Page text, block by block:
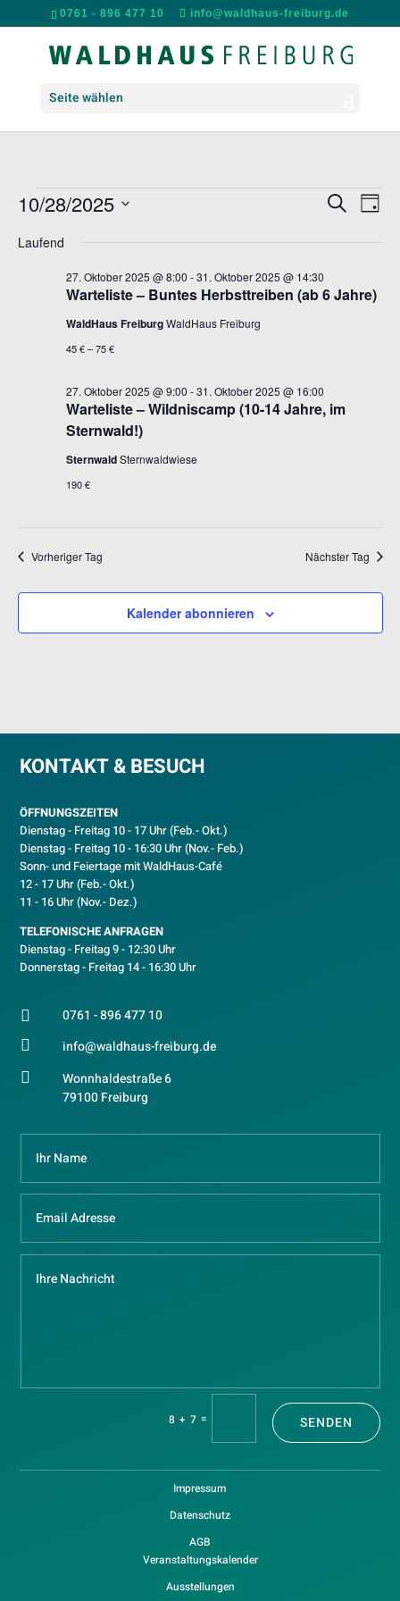
0761 - 896 477 10 info@waldhaus-freiburg.de
Seite wählen
VERANSTALTUNGEN
28.
OKTOBER
2025
SUCHE
SucheTag
10/28/2025
wählen.
Laufend
Warteliste – Buntes Herbsttreiben (ab 6 Jahre)
27. Oktober 2025 @ 8:00 -31. Oktober 2025 @ 14:30
WaldHaus FreiburgWaldHaus Freiburg
45 € – 75 €
Warteliste – Wildniscamp (10-14 Jahre, im
Sternwald!)
27. Oktober 2025 @ 9:00 -31. Oktober 2025 @ 16:00
SternwaldSternwaldwiese
190 €
Vorheriger Tag Nächster Tag
Kalender abonnieren
KONTAKT & BESUCH
ÖFFNUNGSZEITEN
Dienstag - Freitag 10 - 17 Uhr (Feb.- Okt.)
Dienstag - Freitag 10 - 16:30 Uhr (Nov.- Feb.)
Sonn- und Feiertage mit WaldHaus-Café
12 - 17 Uhr (Feb.- Okt.)
11 - 16 Uhr (Nov.- Dez.)
TELEFONISCHE ANFRAGEN
Dienstag - Freitag 9 - 12:30 Uhr
Donnerstag - Freitag 14 - 16:30 Uhr
 0761 - 896 477 10
 info@waldhaus-freiburg.de

Wonnhaldestraße 6
79100 Freiburg
8 + 7 = SENDEN
Impressum
Datenschutz
AGB
Veranstaltungskalender
Ausstellungen